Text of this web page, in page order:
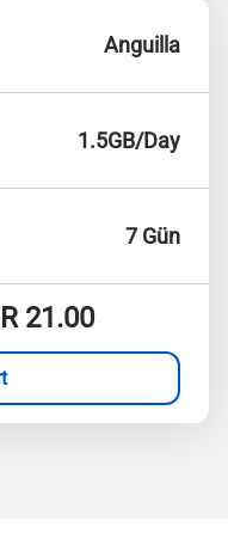
Anguilla
1.5GB/Day
7 Gün
21.00